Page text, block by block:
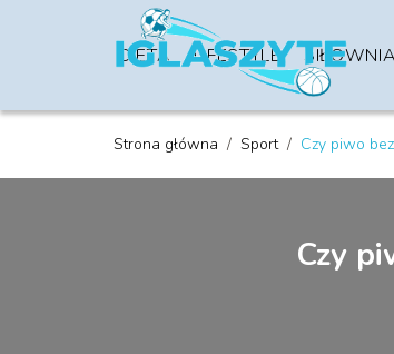
DIETA LIFESTYLE SIŁOWNIA
Strona główna / Sport / Czy piwo
Czy